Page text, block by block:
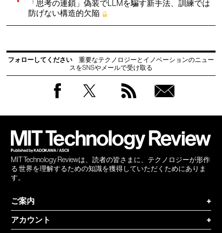
「思考の連鎖」偽装でLLMを騙す新手法、訓練では
防げない構造的欠陥
フォローしてください
重要なテクノロジーとイノベーションのニュー
スをSNSやメールで受け取る
MIT Technology Reviewは、読者の皆さまに、テクノロジーが形作
る 世界を理解するための知識を獲得していただくためにありま
す。
ご案内
+
アカウント
+